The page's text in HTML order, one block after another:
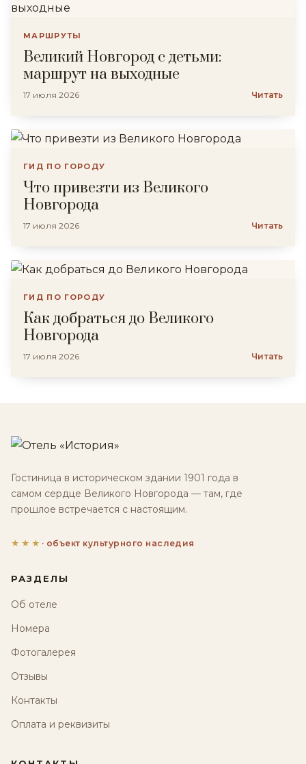
МАРШРУТЫ
Великий Новгород с детьми:
маршрут на выходные
17 июля 2026 Читать
ГИД ПО ГОРОДУ
Что привезти из Великого
Новгорода
17 июля 2026 Читать
ГИД ПО ГОРОДУ
Как добраться до Великого
Новгорода
17 июля 2026 Читать
Гостиница в историческом здании 1901 года в
самом сердце Великого Новгорода — там, где
прошлое встречается с настоящим.
★★★ · объект культурного наследия
РАЗДЕЛЫ
Об отеле
Номера
Фотогалерея
Отзывы
Контакты
Оплата и реквизиты